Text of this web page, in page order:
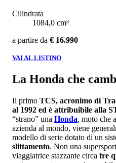
Cilindrata
1084,0 cm³
a partire da € 16.990
VAI AL LISTINO
La Honda che
Il primo TCS, acronimo di
al 1992 ed è attribuibile alla
“strano” una Honda, moto che
azienda al mondo, viene
modello di serie dotato di un
slittamento. Non una
viaggiatrice stazzante circa tre